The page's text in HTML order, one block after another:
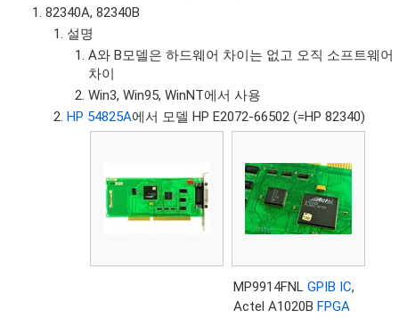
82340A, 82340B
설명
A와 B모델은 하드웨어 차이는 없고 오직 소프트웨어
차이
Win3, Win95, WinNT에서 사용
HP 54825A에서 모델 HP E2072-66502 (=HP 82340)
MP9914FNLGPIB IC,
Actel A1020BFPGA